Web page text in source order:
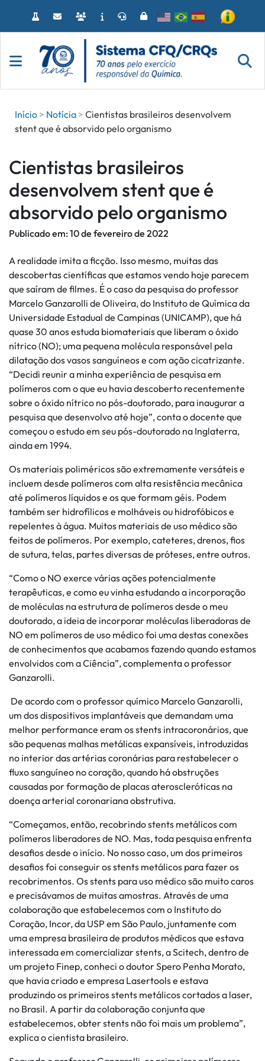
o
Início
Notícia
Cientistas brasileiros desenvolvem
stent que é absorvido pelo organismo
Cientistas brasileiros
desenvolvem stent que é
absorvido pelo organismo
Publicado em:10 de fevereiro de 2022
A realidade imita a ficção. Isso mesmo, muitas das
descobertas científicas que estamos vendo hoje parecem
que saíram de filmes. É o caso da pesquisa do professor
Marcelo Ganzarolli de Oliveira, do Instituto de Química da
Universidade Estadual de Campinas (UNICAMP), que há
quase 30 anos estuda biomateriais que liberam o óxido
nítrico (NO); uma pequena molécula responsável pela
dilatação dos vasos sanguíneos e com ação cicatrizante.
“Decidi reunir a minha experiência de pesquisa em
polímeros com o que eu havia descoberto recentemente
sobre o óxido nítrico no pós-doutorado, para inaugurar a
pesquisa que desenvolvo até hoje”, conta o docente que
começou o estudo em seu pós-doutorado na Inglaterra,
ainda em 1994.
Os materiais poliméricos são extremamente versáteis e
incluem desde polímeros com alta resistência mecânica
até polímeros líquidos e os que formam géis. Podem
também ser hidrofílicos e molháveis ou hidrofóbicos e
repelentes à água. Muitos materiais de uso médico são
feitos de polímeros. Por exemplo, cateteres, drenos, fios
de sutura, telas, partes diversas de próteses, entre outros.
“Como o NO exerce várias ações potencialmente
terapêuticas, e como eu vinha estudando a incorporação
de moléculas na estrutura de polímeros desde o meu
doutorado, a ideia de incorporar moléculas liberadoras de
NO em polímeros de uso médico foi uma destas conexões
de conhecimentos que acabamos fazendo quando estamos
envolvidos com a Ciência”, complementa o professor
Ganzarolli.
De acordo com o professor químico Marcelo Ganzarolli,
um dos dispositivos implantáveis que demandam uma
melhor performance eram os stents intracoronários, que
são pequenas malhas metálicas expansíveis, introduzidas
no interior das artérias coronárias para restabelecer o
fluxo sanguíneo no coração, quando há obstruções
causadas por formação de placas ateroscleróticas na
doença arterial coronariana obstrutiva.
“Começamos, então, recobrindo stents metálicos com
polímeros liberadores de NO. Mas, toda pesquisa enfrenta
desafios desde o início. No nosso caso, um dos primeiros
desafios foi conseguir os stents metálicos para fazer os
recobrimentos. Os stents para uso médico são muito caros
e precisávamos de muitas amostras. Através de uma
colaboração que estabelecemos com o Instituto do
Coração, Incor, da USP em São Paulo, juntamente com
uma empresa brasileira de produtos médicos que estava
interessada em comercializar stents, a Scitech, dentro de
um projeto Finep, conheci o doutor Spero Penha Morato,
que havia criado e empresa Lasertools e estava
produzindo os primeiros stents metálicos cortados a laser,
no Brasil. A partir da colaboração conjunta que
estabelecemos, obter stents não foi mais um problema”,
explica o cientista brasileiro.